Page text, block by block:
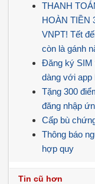
THANH
HOÀN TIỀN
VNPT! Tết
còn là gánh
Đăng ký SIM
dàng với app
Tặng 300
đăng nhập
Cấp bù
Thông báo
hợp quy
Tin cũ hơn